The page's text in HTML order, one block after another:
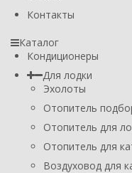
Контакты
Каталог
Кондиционеры
Для лодки
Эхолоты
Отопитель
Отопитель для
Отопитель для
Воздуховод для